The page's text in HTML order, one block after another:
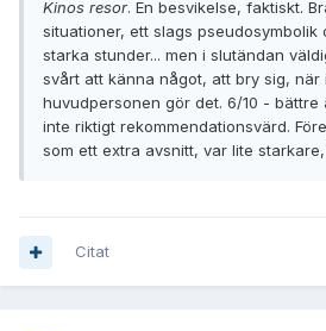
Kinos resor. En besvikelse, faktiskt.
situationer, ett slags
starka stunder... men i slutändan
svårt att känna något, att bry sig, när
huvudpersonen gör det. 6/10 - bättre
inte riktigt rekommendationsvärd.
som ett extra avsnitt, var lite starkare,
Citat